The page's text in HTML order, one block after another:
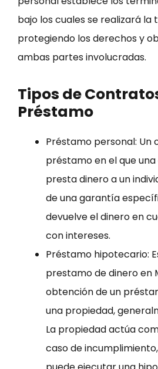
bajo los cuales se realizará la
protegiendo los derechos y
ambas partes involucradas.
Tipos de
Préstamo
Préstamo personal: Un
préstamo en el que
presta dinero a un
de una garantía
devuelve el dinero en
con intereses.
Préstamo hipotecario:
prestamo de dinero en
obtención de un
una propiedad,
La propiedad actúa
caso de